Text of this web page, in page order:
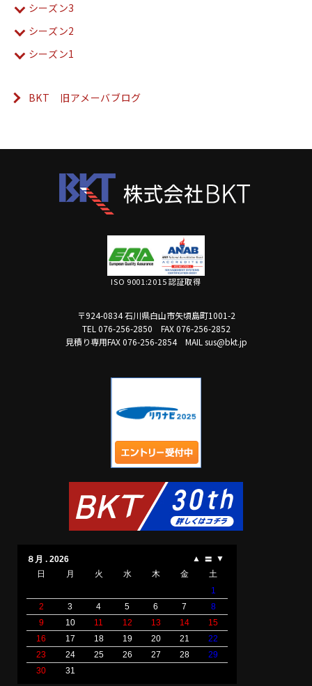
シーズン3
シーズン2
シーズン1
BKT 旧アメーバブログ
ISO 9001:2015 認証取得
〒924-0834 石川県白山市矢頃島町1001-2
TEL 076-256-2850
FAX 076-256-2852
見積り専用FAX 076-256-2854
MAIL sus@bkt.jp